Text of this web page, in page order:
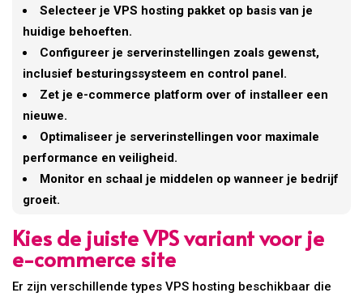
Selecteer je VPS hosting pakket op basis van je
huidige behoeften.
Configureer je serverinstellingen zoals gewenst,
inclusief besturingssysteem en control panel.
Zet je e-commerce platform over of installeer een
nieuwe.
Optimaliseer je serverinstellingen voor maximale
performance en veiligheid.
Monitor en schaal je middelen op wanneer je bedrijf
groeit.
Kies de juiste VPS variant voor je
e-commerce site
Er zijn verschillende types VPS hosting beschikbaar die